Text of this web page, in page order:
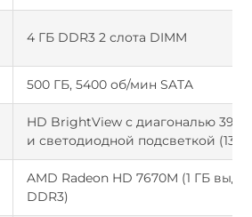
4 ГБ DDR3 2 слота DIMM
500 ГБ, 5400 об/мин SATA
HD BrightView с диагональю 39,6
и светодиодной подсветкой
AMD Radeon HD 7670М (1 ГБ
DDR3)